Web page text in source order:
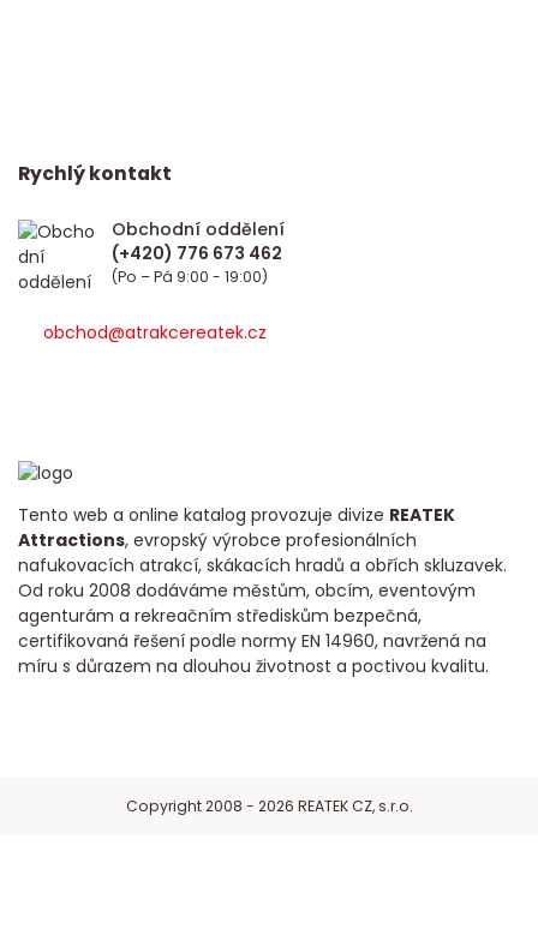
Tento web a online katalog provozuje divize REATEK
Attractions, evropský výrobce profesionálních
nafukovacích atrakcí, skákacích hradů a obřích skluzavek.
Od roku 2008 dodáváme městům, obcím, eventovým
agenturám a rekreačním střediskům bezpečná,
certifikovaná řešení podle normy EN 14960, navržená na
míru s důrazem na dlouhou životnost a poctivou kvalitu.
Rychlý kontakt
Obchodní oddělení
(Po – Pá 9:00 - 19:00)
obchod@atrakcereatek.cz
Copyright 2008 - 2026 REATEK CZ, s.r.o.